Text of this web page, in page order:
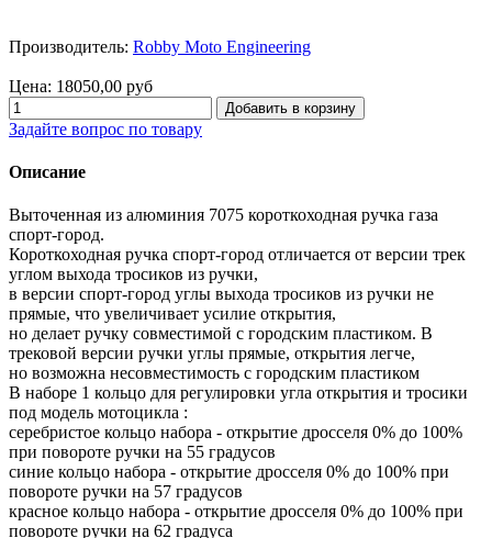
Производитель: Robby Moto Engineering
Цена: 18050,00 руб
Задайте вопрос по товару
Описание
Выточенная из алюминия 7075 короткоходная ручка газа
спорт-город.
Короткоходная ручка спорт-город отличается от версии трек
углом выхода тросиков из ручки,
в версии спорт-город углы выхода тросиков из ручки не
прямые, что увеличивает усилие открытия,
но делает ручку совместимой с городским пластиком. В
трековой версии ручки углы прямые, открытия легче,
но возможна несовместимость с городским пластиком
В наборе 1 кольцо для регулировки угла открытия и тросики
под модель мотоцикла :
серебристое кольцо набора - открытие дросселя 0% до 100%
при повороте ручки на 55 градусов
синие кольцо набора - открытие дросселя 0% до 100% при
повороте ручки на 57 градусов
красное кольцо набора - открытие дросселя 0% до 100% при
повороте ручки на 62 градуса